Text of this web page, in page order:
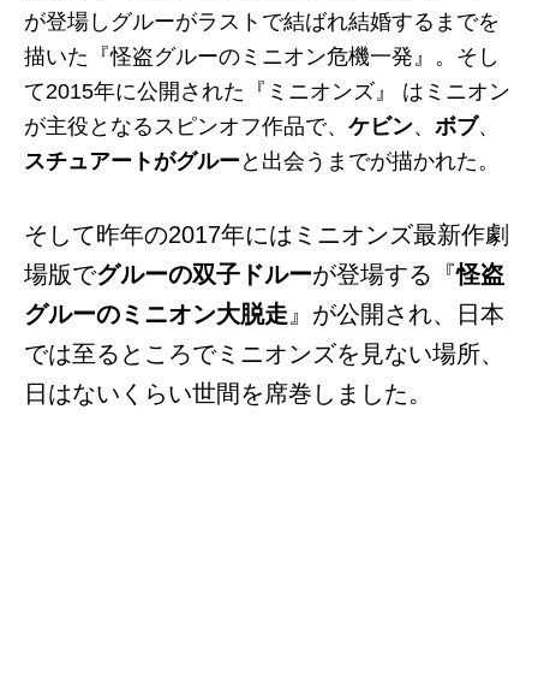
が登場しグルーがラストで結ばれ結婚するまでを
描いた『怪盗グルーのミニオン危機一発』。そし
て2015年に公開された『ミニオンズ』 はミニオン
が主役となるスピンオフ作品で、 ケビン、 ボブ、
スチュアートがグルーと出会うまでが描かれた。
そして昨年の2017年にはミニオンズ最新作劇
場版でグルーの双子ドルーが登場する『怪盗
グルーのミニオン大脱走 』が公開され、日本
では至るところでミニオンズを見ない場所、
日はないくらい世間を席巻しました。